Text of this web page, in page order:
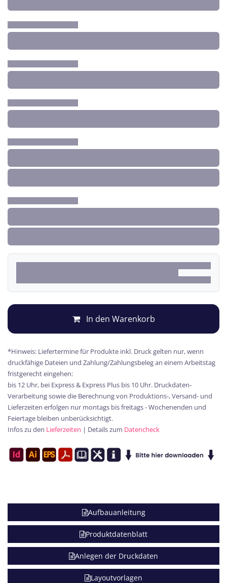
In den Warenkorb
*Hinweis: Liefertermine für Produkte inkl. Druck gelten nur, wenn
druckfähige Dateien und Zahlung/Zahlungsbeleg an einem Arbeitstag
fristgerecht eingehen:
bis 12 Uhr, bei Express & Express Plus bis 10 Uhr. Druckdaten-
Verarbeitung sowie die Berechnung von Produktions-, Versand- und
Lieferzeiten erfolgen nur montags bis freitags - Wochenenden und
Feiertage bleiben unberücksichtigt.
Infos zu den Lieferzeiten | Details zum Datencheck
Aufbauanleitung
Produktdatenblatt
Anlegen der Druckdaten
Layoutvorlagen